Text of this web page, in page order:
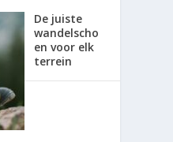
De juiste
wandelscho
en voor elk
terrein